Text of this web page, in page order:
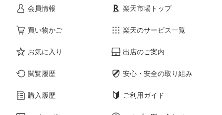
会員情報
買い物かご
お気に入り
閲覧履歴
購入履歴
楽天市場トップ
楽天のサービス一覧
出店のご案内
安心・安全の取り組み
ご利用ガイド